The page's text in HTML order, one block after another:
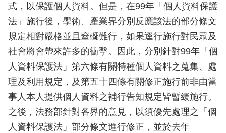
式，以保護個人資料。但是，在99年「個人資料保護
法」施行後，學術、產業界分別反應該法的部分條文
規定相對嚴格並且窒礙難行，如果逕行施行對民眾及
社會將會帶來許多的衝擊。因此，分別針對99年「個
人資料保護法」第六條有關特種個人資料之蒐集、處
理及利用規定，及第五十四條有關修正施行前非由當
事人本人提供個人資料之補行告知規定皆暫緩施行。
之後，法務部針對各界的意見，以須優先處理之「個
人資料保護法」部分條文進行修正，並於去年